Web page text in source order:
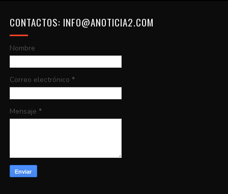
CONTACTOS: INFO@ANOTICIA2.COM
Nombre
Correo electrónico *
Mensaje *